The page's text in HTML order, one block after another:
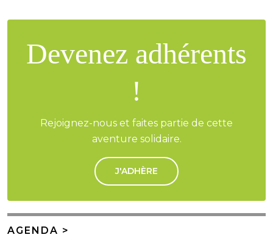
Devenez adhérents
!
Rejoignez-nous et faites partie de cette
aventure solidaire.
J'ADHÈRE
AGENDA >